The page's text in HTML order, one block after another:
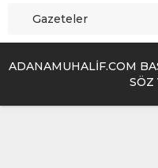
Gazeteler
ADANAMUHALİF.COM
SÖZ